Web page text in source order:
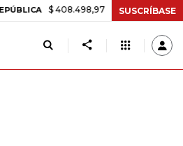
$ 408.498,97 +$ 8.753,81 +2,19%
SUSCRÍBASE